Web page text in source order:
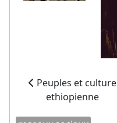
Peuples et culture
ethiopienne